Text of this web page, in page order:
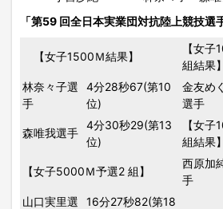
「第59 回全日本実業団対抗陸上競技選
【女子1500Ｍ結果】
【女
組結果】
林奈々子選
手
4分28秒67(第10
位)
金友め
選手
森唯我選手
4分30秒29(第13
位)
【女
組結果】
【女子5000Ｍ予選2 組】
西原加
手
山口実里選
16分27秒82(第18